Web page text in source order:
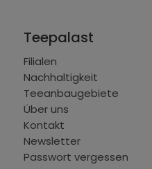
Teepalast
Filialen
Nachhaltigkeit
Teeanbaugebiete
Über uns
Kontakt
Newsletter
Passwort vergessen